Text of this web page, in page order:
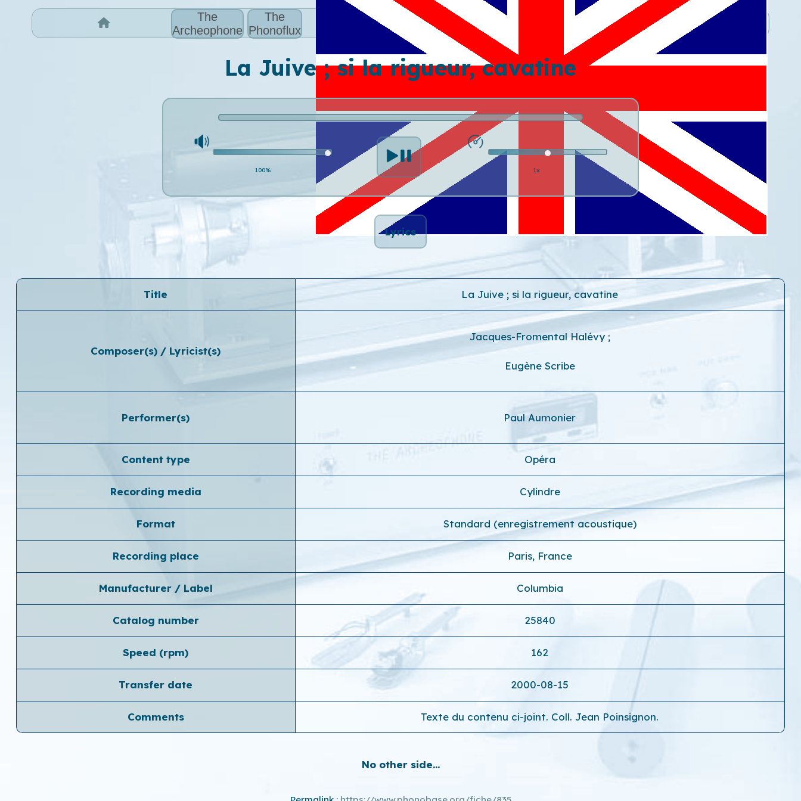
The
Archeophone
The
Phonoflux
La Juive ; si la rigueur, cavatine
100% 1x
Lyrics
Title La Juive ; si la rigueur, cavatine
Composer(s) / Lyricist(s)
Jacques-Fromental Halévy ;
Eugène Scribe
Performer(s) Paul Aumonier
Content type Opéra
Recording media Cylindre
Format Standard (enregistrement acoustique)
Recording place Paris, France
Manufacturer / Label Columbia
Catalog number 25840
Speed ​​(rpm) 162
Transfer date 2000-08-15
Comments Texte du contenu ci-joint. Coll. Jean Poinsignon.
No other side...